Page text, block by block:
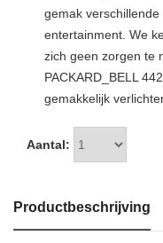
gemak
entertainment. We
zich geen zorgen te
PACKARD_BELL
gemakkelijk
Aantal:
Productbeschrijving